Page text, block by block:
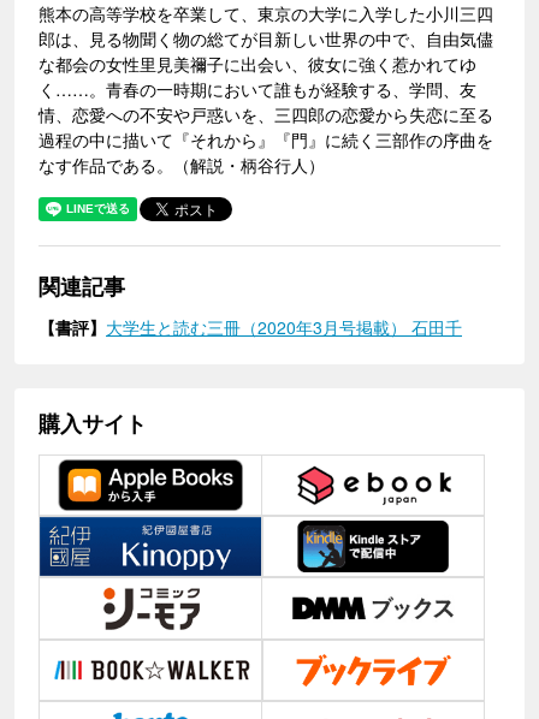
熊本の高等学校を卒業して、東京の大学に入学した小川三四
郎は、見る物聞く物の総てが目新しい世界の中で、自由気儘
な都会の女性里見美禰子に出会い、彼女に強く惹かれてゆ
く……。青春の一時期において誰もが経験する、学問、友
情、恋愛への不安や戸惑いを、三四郎の恋愛から失恋に至る
過程の中に描いて『それから』『門』に続く三部作の序曲を
なす作品である。（解説・柄谷行人）
関連記事
【書評】 大学生と読む三冊（2020年3月号掲載） 石田千
購入サイト